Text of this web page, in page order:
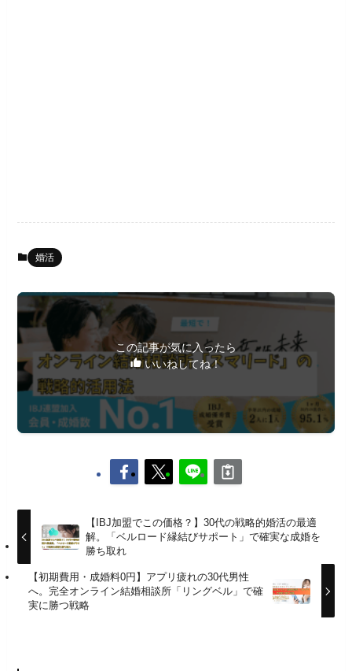
婚活
この記事が気に入ったら
いいねしてね！
【IBJ加盟でこの価格？】30代の戦略的婚活の最適
解。「ベルロード縁結びサポート」で確実な成婚を
勝ち取れ
【初期費用・成婚料0円】アプリ疲れの30代男性
へ。完全オンライン結婚相談所「リングベル」で確
実に勝つ戦略